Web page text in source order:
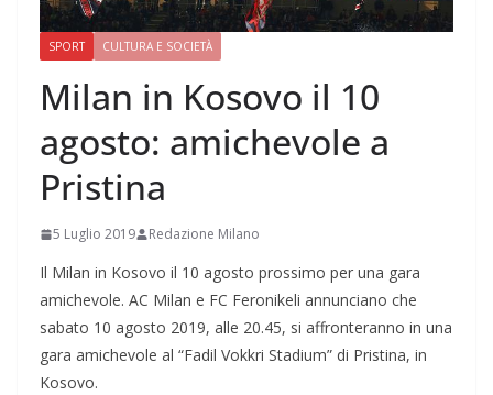
SPORT CULTURA E SOCIETÀ
Milan in Kosovo il 10
agosto: amichevole a
Pristina
5 Luglio 2019 Redazione Milano
Il Milan in Kosovo il 10 agosto prossimo per una gara
amichevole. AC Milan e FC Feronikeli annunciano che
sabato 10 agosto 2019, alle 20.45, si affronteranno in una
gara amichevole al “Fadil Vokkri Stadium” di Pristina, in
Kosovo.